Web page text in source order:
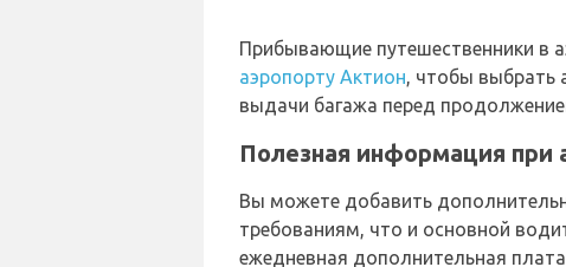
Прибывающие путешественники в
аэропорту Актион, чтобы выбрать
выдачи багажа перед
Полезная информация при
Вы можете добавить
требованиям, что и основной
ежедневная дополнительная